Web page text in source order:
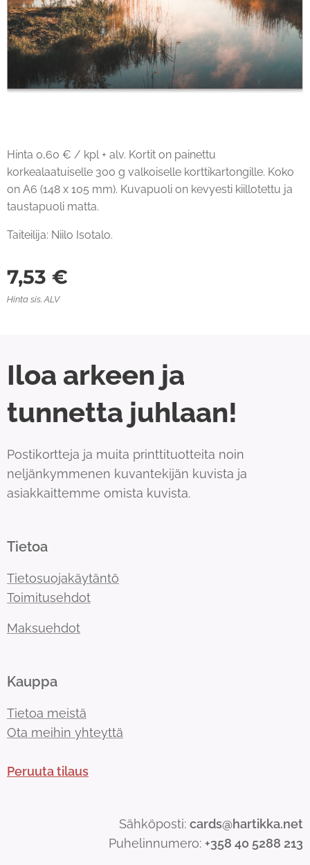
Hinta 0,60 € / kpl + alv. Kortit on painettu
korkealaatuiselle 300 g valkoiselle korttikartongille. Koko
on A6 (148 x 105 mm). Kuvapuoli on kevyesti kiillotettu ja
taustapuoli matta.
Taiteilija: Niilo Isotalo.
7,53 €
Hinta sis. ALV
Iloa arkeen ja
tunnetta juhlaan!
Postikortteja ja muita printtituotteita noin
neljänkymmenen kuvantekijän kuvista ja
asiakkaittemme omista kuvista.
Tietoa
Tietosuojakäytäntö
Toimitusehdot
Maksuehdot
Kauppa
Tietoa meistä
Ota meihin yhteyttä
Peruuta tilaus
Sähköposti: cards@hartikka.net
Puhelinnumero: +358 40 5288 213